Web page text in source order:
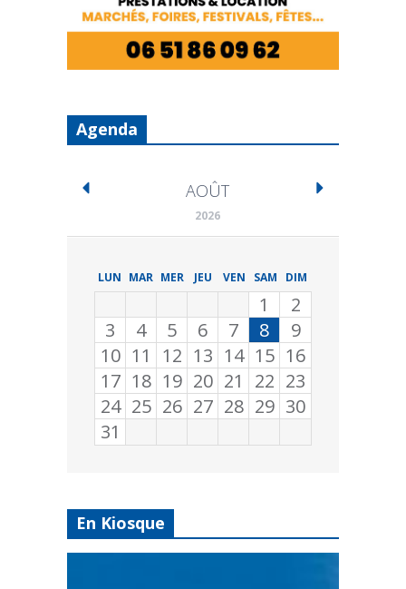
Agenda
AOÛT
2026
LUN MAR MER JEU VEN SAM DIM
1
2
3
4 5 6 7 8
9
10 11 12 13 14 15 16
17 18 19 20 21 22 23
24 25 26 27 28 29 30
31
En Kiosque